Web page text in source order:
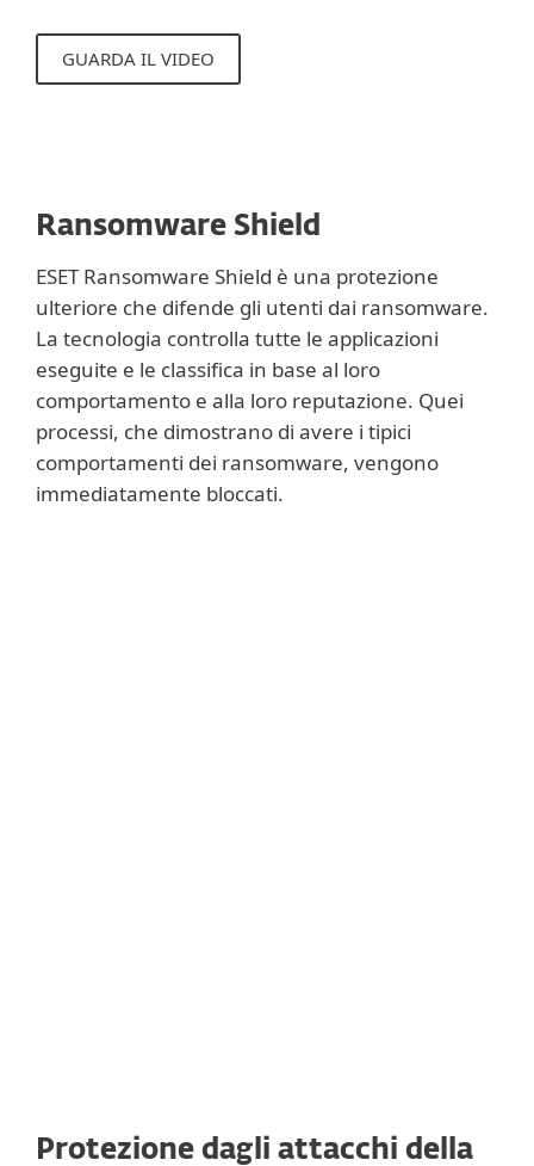
GUARDA IL VIDEO
Ransomware Shield
ESET Ransomware Shield è una protezione
ulteriore che difende gli utenti dai ransomware.
La tecnologia controlla tutte le applicazioni
eseguite e le classifica in base al loro
comportamento e alla loro reputazione. Quei
processi, che dimostrano di avere i tipici
comportamenti dei ransomware, vengono
immediatamente bloccati.
Protezione dagli attacchi della